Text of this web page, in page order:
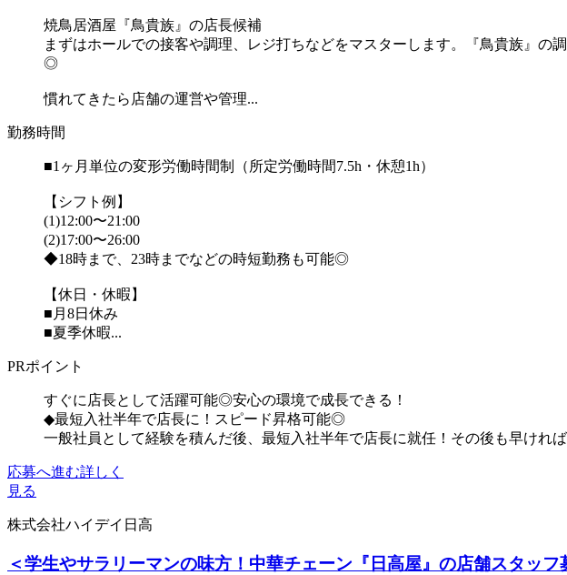
焼鳥居酒屋『鳥貴族』の店長候補
まずはホールでの接客や調理、レジ打ちなどをマスターします。『鳥貴族』
◎
慣れてきたら店舗の運営や管理...
勤務時間
■1ヶ月単位の変形労働時間制（所定労働時間7.5h・休憩1h）
【シフト例】
(1)12:00〜21:00
(2)17:00〜26:00
◆18時まで、23時までなどの時短勤務も可能◎
【休日・休暇】
■月8日休み
■夏季休暇...
PRポイント
すぐに店長として活躍可能◎安心の環境で成長できる！
◆最短入社半年で店長に！スピード昇格可能◎
一般社員として経験を積んだ後、最短入社半年で店長に就任！その後も早けれ
応募へ進む詳しく
見る
株式会社ハイデイ日高
＜学生やサラリーマンの味方！中華チェーン『日高屋』の店舗スタッ